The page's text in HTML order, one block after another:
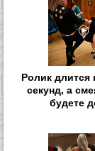
Ролик длится
секунд, а
будете